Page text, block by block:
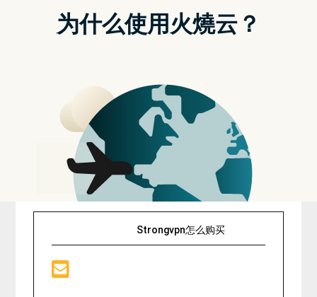
加密货币平台 JPEX 涉及诈骗的案件成为香港的热话。继
早前林作、陈怡等人被捕後，张智霖也协助警方调查，消
JPEX 案：张智霖经纪人公司发声明回应
JPEX 被香港电讯商全面封锁 用户无法收取短讯验
JPEX 案：消息指张智霖协助警方调查
警方已指示香港电讯服务供应商封锁 JPEX App 及网
Strongvpn怎么购买